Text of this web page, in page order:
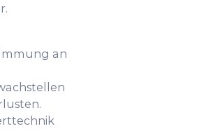
an